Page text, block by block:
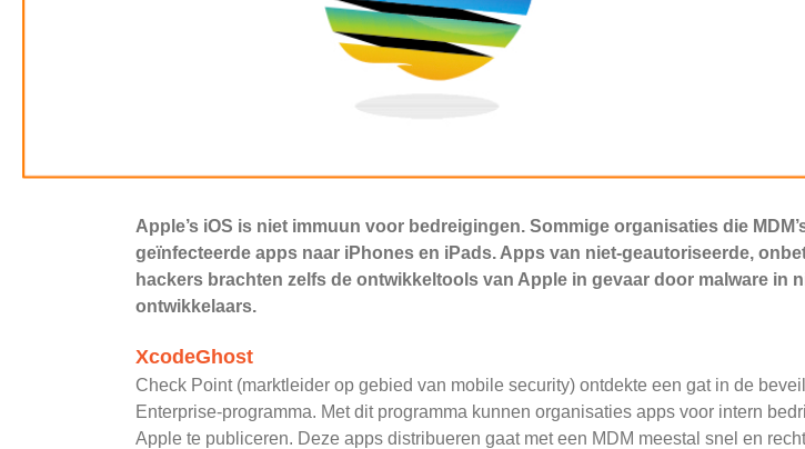
Apple’s iOS is niet immuun voor bedreigingen. Sommige organisaties die
geïnfecteerde apps naar iPhones en iPads. Apps van niet-geautoriseerde,
hackers brachten zelfs de ontwikkeltools van Apple in gevaar door malware
ontwikkelaars.
XcodeGhost
Check Point (marktleider op gebied van mobile security) ontdekte een gat in de
Enterprise-programma. Met dit programma kunnen organisaties apps voor intern
Apple te publiceren. Deze apps distribueren gaat met een MDM meestal snel en